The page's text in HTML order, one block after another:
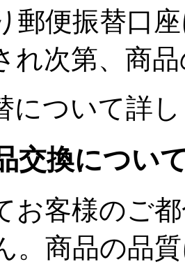
郵便振替口
れ次第、商
について詳
交換につい
お客様のご
。商品の品